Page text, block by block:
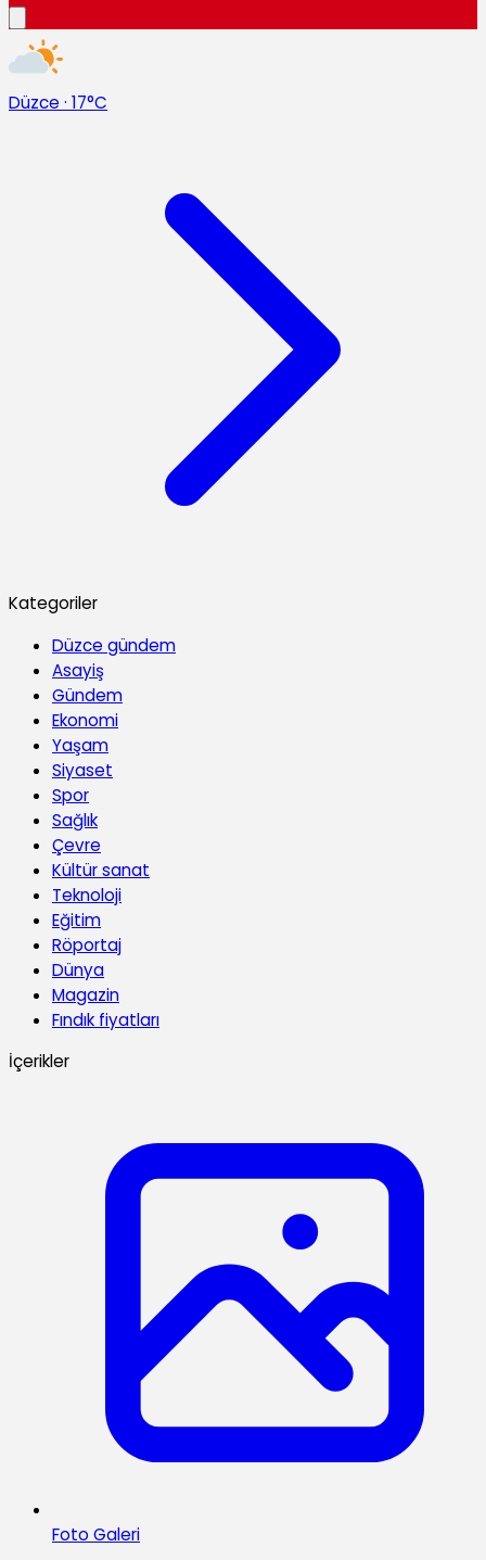
Düzce · 17°C
Kategoriler
Düzce gündem
Asayiş
Gündem
Ekonomi
Yaşam
Siyaset
Spor
Sağlık
Çevre
Kültür sanat
Teknoloji
Eğitim
Röportaj
Dünya
Magazin
Fındık fiyatları
İçerikler
Foto Galeri